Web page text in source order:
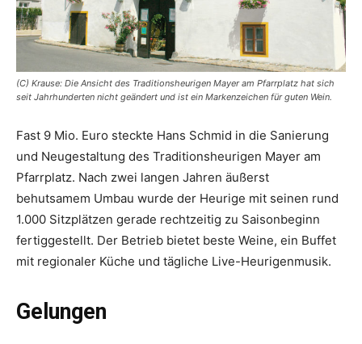
(C) Krause: Die Ansicht des Traditionsheurigen Mayer am Pfarrplatz hat sich
seit Jahrhunderten nicht geändert und ist ein Markenzeichen für guten Wein.
Fast 9 Mio. Euro steckte Hans Schmid in die Sanierung
und Neugestaltung des Tra­ditionsheurigen Mayer am
Pfarrplatz. Nach zwei langen Jahren äußerst
behutsamem Umbau wurde der Heurige mit seinen rund
1.000 Sitzplätzen gerade rechtzeitig zu Saisonbeginn
fertiggestellt. Der Betrieb bietet beste Weine, ein Buffet
mit regionaler Küche und tägliche Live-Heurigenmusik.
Gelungen